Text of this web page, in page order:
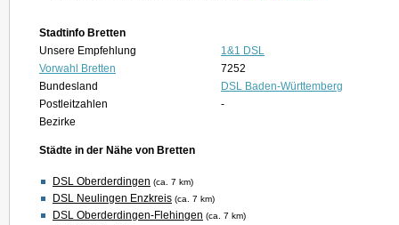
Stadtinfo Bretten
Unsere Empfehlung
1&1 DSL
Vorwahl Bretten
7252
Bundesland
DSL Baden-Württemberg
Postleitzahlen
-
Bezirke
Städte in der Nähe von Bretten
DSL Oberderdingen (ca. 7 km)
DSL Neulingen Enzkreis (ca. 7 km)
DSL Oberderdingen-Flehingen (ca. 7 km)